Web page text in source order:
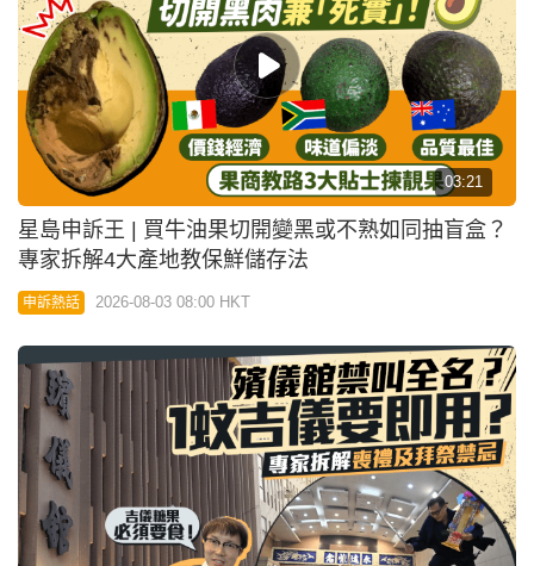
03:21
星島申訴王 | 買牛油果切開變黑或不熟如同抽盲盒？
專家拆解4大產地教保鮮儲存法
申訴熱話 2026-08-03 08:00 HKT